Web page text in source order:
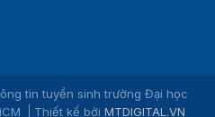
tin tuyển sinh trường Đại học
Thiết kế bởi MTDIGITAL.VN